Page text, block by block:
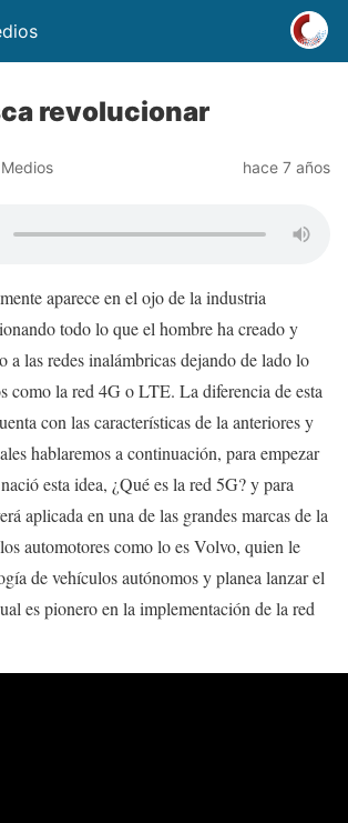
revolucionar
hace 7 años
aparece en el ojo de la industria
todo lo que el hombre ha creado y
a las redes inalámbricas dejando de lado lo
como la red 4G o LTE. La diferencia de esta
con las características de la anteriores y
hablaremos a continuación, para empezar
esta idea, ¿Qué es la red 5G? y para
aplicada en una de las grandes marcas de la
automotores como lo es Volvo, quien le
de vehículos autónomos y planea lanzar el
es pionero en la implementación de la red